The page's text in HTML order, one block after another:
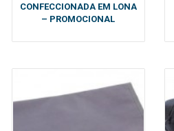
CONFECCIONADA EM LONA
– PROMOCIONAL